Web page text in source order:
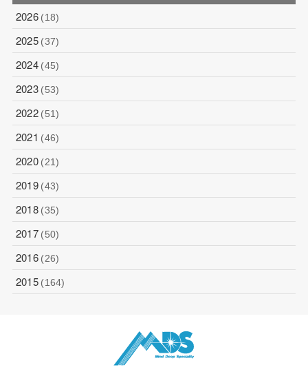
2026 (18)
2025 (37)
2024 (45)
2023 (53)
2022 (51)
2021 (46)
2020 (21)
2019 (43)
2018 (35)
2017 (50)
2016 (26)
2015 (164)